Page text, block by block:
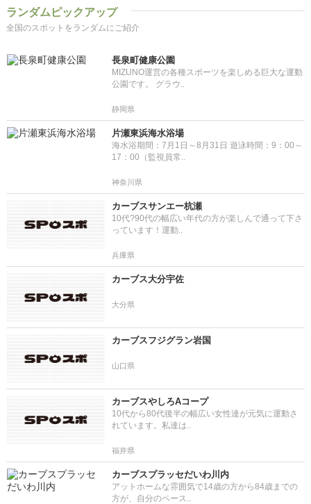
ランダムピックアップ
全国のスポットをランダムにご紹介
長泉町健康公園
MIZUNO運営の各種スポーツを楽しめる巨大な運動
公園です。 グラウ..
静岡県
片瀬東浜海水浴場
海水浴期間：7月1日～8月31日 遊泳時間：9：00～
17：00（監視員常..
神奈川県
カーブスサンエー杭瀬
10代?90代の幅広い年代の方が楽しんで通って下さ
っています！運動..
兵庫県
カーブス大分宇佐
大分県
カーブスフジグラン岩国
山口県
カーブスやしろAコープ
10代から80代後半の幅広い女性達が元気に運動さ
れています。私達は..
福井県
カーブスプラッセだいわ川内
アットホームな雰囲気で14歳の方から84歳までの
方が、自分のペース..